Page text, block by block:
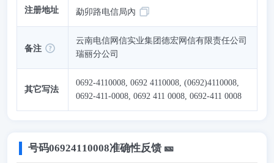
注册地址 勐卯路电信局內
备注
云南电信网信实业集团德宏网信有限责任公司
瑞丽分公司
其它写法
0692-4110008, 0692 4110008, (0692)4110008,
0692-411-0008, 0692 411 0008, 0692-411 0008
号码06924110008准确性反馈 🎫